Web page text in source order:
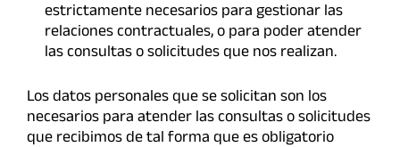
estrictamente necesarios para gestionar las
relaciones contractuales, o para poder atender
las consultas o solicitudes que nos realizan.
Los datos personales que se solicitan son los
necesarios para atender las consultas o solicitudes
que recibimos de tal forma que es obligatorio